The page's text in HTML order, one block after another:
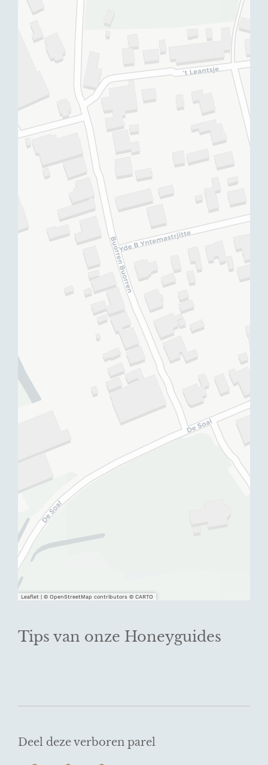
Tips van onze Honeyguides
Leaflet | © OpenStreetMap contributors © CARTO
Deel deze verboren parel